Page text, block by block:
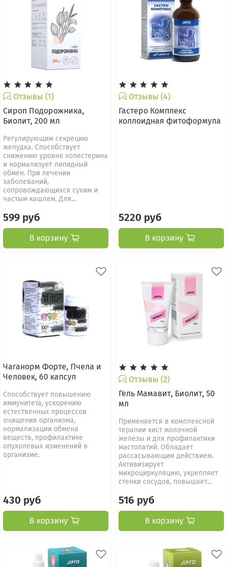
Отзывы (1)
Сироп Подорожника,
Биолит, 200 мл
Регулирующим секрецию
желудка. Способствует
снижению уровня холестерина
и нормализует липидный
обмен. При лечении
заболеваний,
сопровождающихся сухим и
частым кашлем. Для...
599 руб
В корзину
Отзывы (4)
Гастеро Комплекс
коллоидная фитоформула
5220 руб
В корзину
Чаганорм Форте, Пчела и
Человек, 60 капсул
Способствует повышению
иммунитета, ускорению
естественных процессов
очищения организма,
нормализации обмена
веществ, профилактике
опухолевых изменений в
организме.
430 руб
В корзину
Отзывы (2)
Гель Мамавит, Биолит, 50
мл
Применяется в комплексной
терапии кист молочной
железы и для профилактики
мастопатий. Обладает
рассасывающим действием.
Активизирует
микроциркуляцию, укрепляет
стенки сосудов, повышает...
516 руб
В корзину